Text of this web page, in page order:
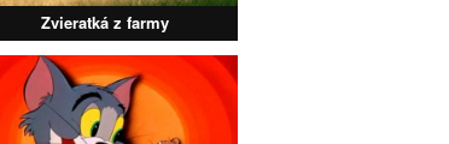
Zvieratká z farmy